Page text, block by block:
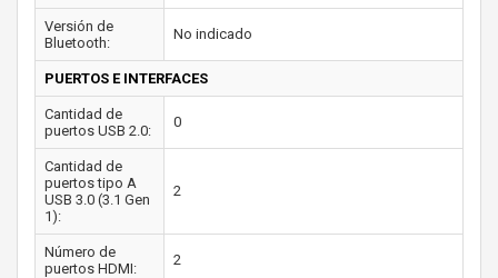
Versión de
Bluetooth:
No indicado
PUERTOS E INTERFACES
Cantidad de
puertos USB 2.0:
0
Cantidad de
puertos tipo A
USB 3.0 (3.1 Gen
1):
2
Número de
puertos HDMI:
2